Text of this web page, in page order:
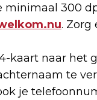
minimaal 300
. Zorg
kaart naar het
te
je